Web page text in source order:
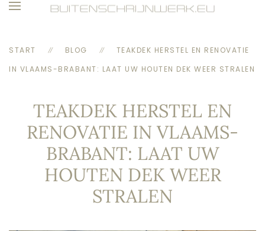
START BLOG
TEAKDEK HERSTEL EN RENOVATIE
IN VLAAMS-BRABANT: LAAT UW HOUTEN DEK WEER STRALEN
TEAKDEK HERSTEL EN
RENOVATIE IN VLAAMS-
BRABANT: LAAT UW
HOUTEN DEK WEER
STRALEN